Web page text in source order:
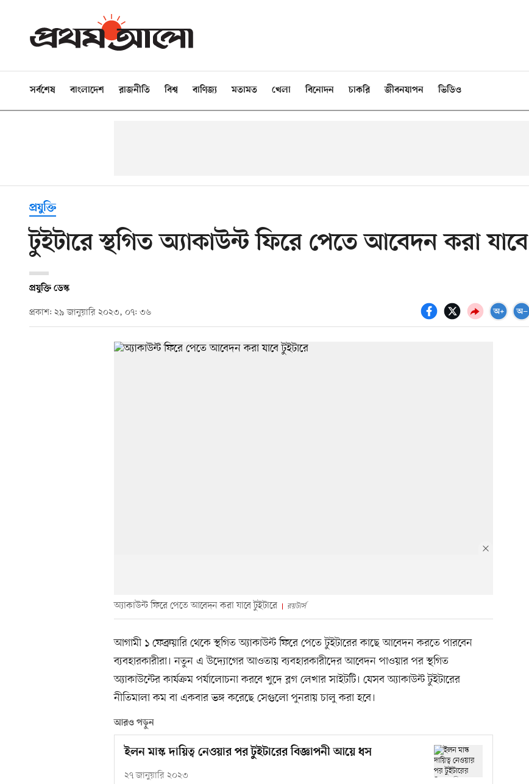
সর্বশেষ বাংলাদেশ রাজনীতি বিশ্ব বাণিজ্য মতামত খেলা বিনোদন চাকরি জীবনযাপন ভিডিও
প্রযুক্তি
টুইটারে স্থগিত অ্যাকাউন্ট ফিরে পেতে আবেদন করা যাবে
প্রযুক্তি ডেস্ক
প্রকাশ: ২৯ জানুয়ারি ২০২৩, ০৭: ৩৬
অ্যাকাউন্ট ফিরে পেতে আবেদন করা যাবে টুইটারে রয়টার্স
আগামী ১ ফেব্রুয়ারি থেকে স্থগিত অ্যাকাউন্ট ফিরে পেতে টুইটারের কাছে আবেদন করতে পারবেন
ব্যবহারকারীরা। নতুন এ উদ্যোগের আওতায় ব্যবহারকারীদের আবেদন পাওয়ার পর স্থগিত
অ্যাকাউন্টের কার্যক্রম পর্যালোচনা করবে খুদে ব্লগ লেখার সাইটটি। যেসব অ্যাকাউন্ট টুইটারের
নীতিমালা কম বা একবার ভঙ্গ করেছে সেগুলো পুনরায় চালু করা হবে।
আরও পড়ুন
ইলন মাস্ক দায়িত্ব নেওয়ার পর টুইটারের বিজ্ঞাপনী আয়ে ধস
২৭ জানুয়ারি ২০২৩